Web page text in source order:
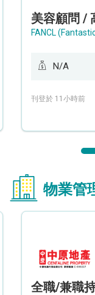
FANCL
N/A
刊登於 11小時前
物業管